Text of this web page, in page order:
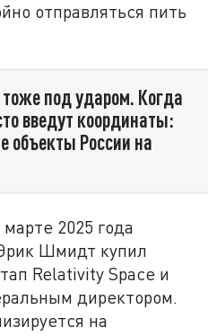
отправляться пить
под ударом. Когда
введут координаты:
объекты России на
2025 года
Шмидт купил
Relativity Space и
директором.
на